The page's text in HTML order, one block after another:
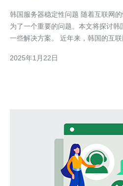
韩国服务器稳定性问题 随着互联网的快速发展，服务器稳定性成
为了一个重要的问题。本文将探讨
一些解决方案。 近年来，韩国的互联网行业蓬勃发展，越来越多
服务器稳定性问题也逐渐凸显出来。 韩国服务器稳定性问题的原
2025年1月22日